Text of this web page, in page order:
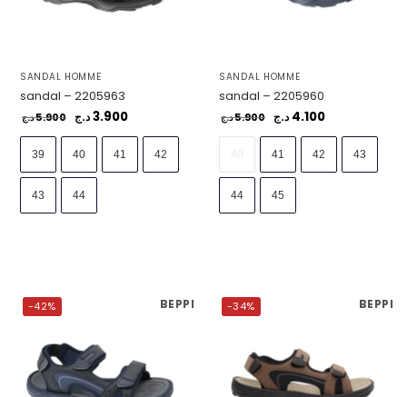
SANDAL HOMME
sandal – 2205963
5.900د.ج 3.900د.ج
39 40 41 42
43 44
SANDAL HOMME
sandal – 2205960
5.900د.ج 4.100 د.ج
41 42 43
44 45
-42% BEPPI -34% BEPPI